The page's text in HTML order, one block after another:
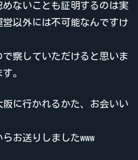
ないことも証明するのは実
以外には不可能なんですけ
察していただけると思いま
。
に行かれるかた、お会いい
お送りしましたwww